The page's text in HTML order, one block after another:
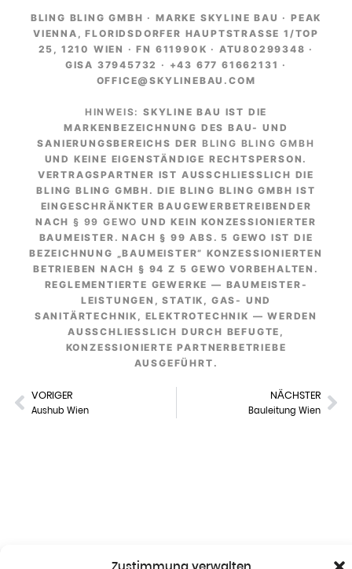
BLING BLING GMBH · MARKE SKYLINE BAU · PEAK
VIENNA, FLORIDSDORFER HAUPTSTRASSE 1/TOP 2
5, 1210 WIEN · FN 611990K · ATU80299348 · G
ISA 37945732 · +43 677 61662131 · O
FFICE@SKYLINEBAU.COM
HINWEIS: SKYLINE BAU IST DIE
MARKENBEZEICHNUNG DES BAU- UND
SANIERUNGSBEREICHS DER BLING BLING GMBH
UND KEINE EIGENSTÄNDIGE RECHTSPERSON.
VERTRAGSPARTNER IST AUSSCHLIESSLICH DIE B
LING BLING GMBH. DIE BLING BLING GMBH IST E
INGESCHRÄNKTER BAUGEWERBETREIBENDER N
ACH § 99 GEWO UND KEIN KONZESSIONIERTER
BAUMEISTER. NACH § 99 ABS. 5 GEWO IST DIE
BEZEICHNUNG „BAUMEISTER” KONZESSIONIERTEN
BETRIEBEN NACH § 94 Z 5 GEWO VORBEHALTEN.
REGLEMENTIERTE GEWERKE — BAUMEISTER-
LEISTUNGEN, STATIK, GAS- UND
SANITÄRTECHNIK, ELEKTROTECHNIK — WERDEN
AUSSCHLIESSLICH DURCH BEFUGTE, K
ONZESSIONIERTE PARTNERBETRIEBE A
USGEFÜHRT.
VORIGER
Aushub Wien
NÄCHSTER
Bauleitung Wien